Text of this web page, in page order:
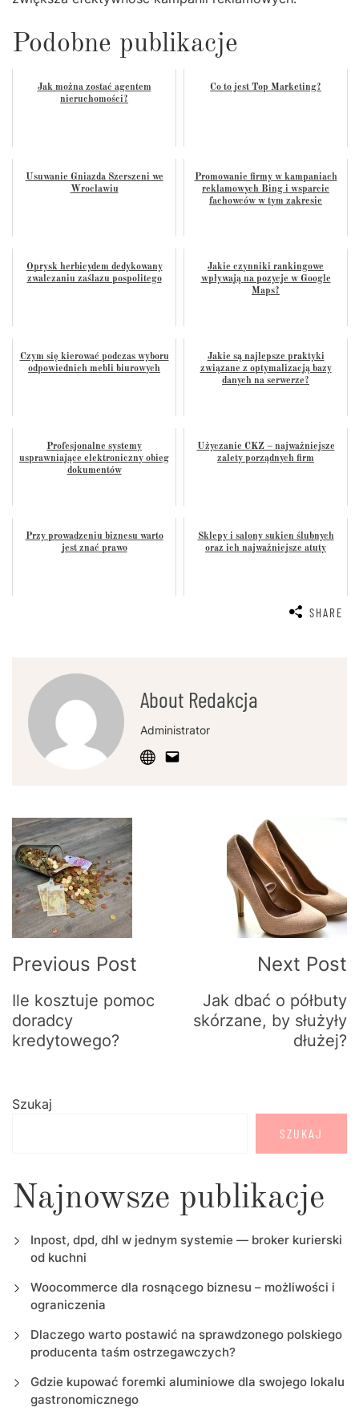
Podobne publikacje
Jak można zostać agentem
nieruchomości?
Co to jest Top Marketing?
Usuwanie Gniazda Szerszeni we
Wrocławiu
Promowanie firmy w kampaniach
reklamowych Bing i wsparcie
fachowców w tym zakresie
Oprysk herbicydem dedykowany
zwalczaniu zaślazu pospolitego
Jakie czynniki rankingowe
wpływają na pozycje w Google
Maps?
Czym się kierować podczas wyboru
odpowiednich mebli biurowych
Jakie są najlepsze praktyki
związane z optymalizacją bazy
danych na serwerze?
Profesjonalne systemy
usprawniające elektroniczny obieg
dokumentów
Użyczanie CKZ – najważniejsze
zalety porządnych firm
Przy prowadzeniu biznesu warto
jest znać prawo
Sklepy i salony sukien ślubnych
oraz ich najważniejsze atuty
SHARE
About Redakcja
Administrator
Post
Navigation
Previous Post
Ile kosztuje pomoc
doradcy
kredytowego?
Next Post
Jak dbać o półbuty
skórzane, by służyły
dłużej?
Szukaj
SZUKAJ
Najnowsze publikacje
Inpost, dpd, dhl w jednym systemie — broker kurierski
od kuchni
Woocommerce dla rosnącego biznesu – możliwości i
ograniczenia
Dlaczego warto postawić na sprawdzonego polskiego
producenta taśm ostrzegawczych?
Gdzie kupować foremki aluminiowe dla swojego lokalu
gastronomicznego